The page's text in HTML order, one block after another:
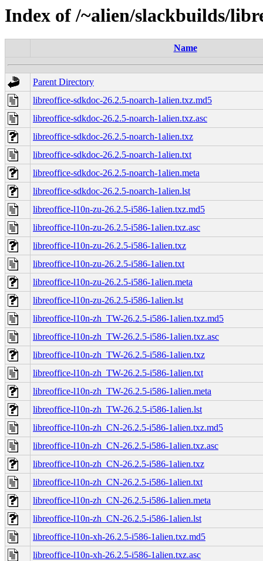
Index of /~alien/slackbuilds/
Name
Parent Directory
libreoffice-sdkdoc-26.2.5-noarch-1alien.txz.md5
libreoffice-sdkdoc-26.2.5-noarch-1alien.txz.asc
libreoffice-sdkdoc-26.2.5-noarch-1alien.txz
libreoffice-sdkdoc-26.2.5-noarch-1alien.txt
libreoffice-sdkdoc-26.2.5-noarch-1alien.meta
libreoffice-sdkdoc-26.2.5-noarch-1alien.lst
libreoffice-l10n-zu-26.2.5-i586-1alien.txz.md5
libreoffice-l10n-zu-26.2.5-i586-1alien.txz.asc
libreoffice-l10n-zu-26.2.5-i586-1alien.txz
libreoffice-l10n-zu-26.2.5-i586-1alien.txt
libreoffice-l10n-zu-26.2.5-i586-1alien.meta
libreoffice-l10n-zu-26.2.5-i586-1alien.lst
libreoffice-l10n-zh_TW-26.2.5-i586-1alien.txz.md5
libreoffice-l10n-zh_TW-26.2.5-i586-1alien.txz.asc
libreoffice-l10n-zh_TW-26.2.5-i586-1alien.txz
libreoffice-l10n-zh_TW-26.2.5-i586-1alien.txt
libreoffice-l10n-zh_TW-26.2.5-i586-1alien.meta
libreoffice-l10n-zh_TW-26.2.5-i586-1alien.lst
libreoffice-l10n-zh_CN-26.2.5-i586-1alien.txz.md5
libreoffice-l10n-zh_CN-26.2.5-i586-1alien.txz.asc
libreoffice-l10n-zh_CN-26.2.5-i586-1alien.txz
libreoffice-l10n-zh_CN-26.2.5-i586-1alien.txt
libreoffice-l10n-zh_CN-26.2.5-i586-1alien.meta
libreoffice-l10n-zh_CN-26.2.5-i586-1alien.lst
libreoffice-l10n-xh-26.2.5-i586-1alien.txz.md5
libreoffice-l10n-xh-26.2.5-i586-1alien.txz.asc